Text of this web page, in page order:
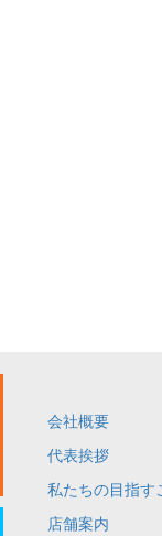
会社概要
代表挨拶
私たちの目指す
店舗案内